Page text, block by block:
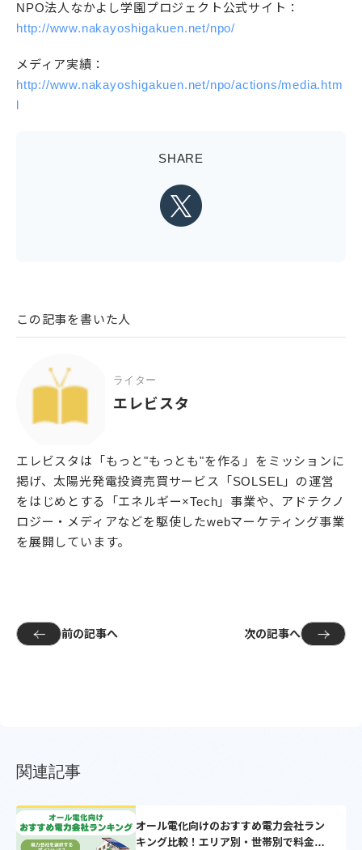
NPO法人なかよし学園プロジェクト公式サイト：
http://www.nakayoshigakuen.net/npo/
メディア実績：
http://www.nakayoshigakuen.net/npo/actions/media.htm
l
SHARE
この記事を書いた人
エレビスタ
ライター
エレビスタは「もっと"もっとも"を作る」をミッションに
掲げ、太陽光発電投資売買サービス「SOLSEL」の運営
をはじめとする「エネルギー×Tech」事業や、アドテクノ
ロジー・メディアなどを駆使したwebマーケティング事業
を展開しています。
前の記事へ 次の記事へ
関連記事
オール電化向けのおすすめ電力会社ラン
キング比較！エリア別・世帯別で料金比